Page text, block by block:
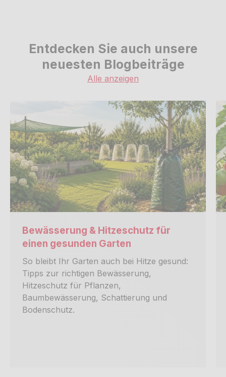
Entdecken Sie auch unsere
neuesten Blogbeiträge
Alle anzeigen
Bewässerung & Hitzeschutz für
einen gesunden Garten
So bleibt Ihr Garten auch bei Hitze gesund:
Tipps zur richtigen Bewässerung,
Hitzeschutz für Pflanzen,
Baumbewässerung, Schattierung und
Bodenschutz.